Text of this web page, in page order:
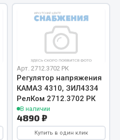
Арт. 2712.3702 РК
Регулятор напряжения
КАМАЗ 4310, ЗИЛ4334
РелКом 2712.3702 РК
В наличии
4890 ₽
Купить в один клик